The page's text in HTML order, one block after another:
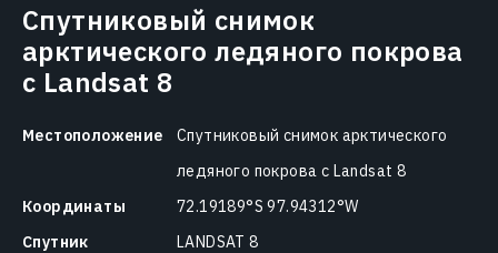
Спутниковый снимок
арктического ледяного покрова
с Landsat 8
Местоположение
Спутниковый снимок арктического
ледяного покрова с Landsat 8
Координаты
72.19189°S 97.94312°W
Спутник
LANDSAT 8